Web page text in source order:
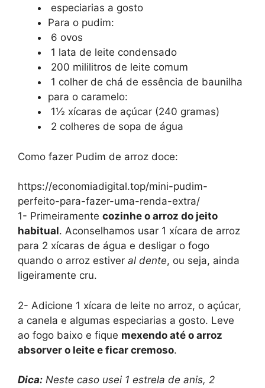
especiarias a gosto
Para o pudim:
6 ovos
1 lata de leite condensado
200 mililitros de leite comum
1 colher de chá de essência de baunilha
para o caramelo:
1½ xícaras de açúcar (240 gramas)
2 colheres de sopa de água
Como fazer Pudim de arroz doce:
https://economiadigital.top/mini-pudim-
perfeito-para-fazer-uma-renda-extra/
1- Primeiramente cozinhe o arroz do jeito
habitual. Aconselhamos usar 1 xícara de arroz
para 2 xícaras de água e desligar o fogo
quando o arroz estiver al dente, ou seja, ainda
ligeiramente cru.
2- Adicione 1 xícara de leite no arroz, o açúcar,
a canela e algumas especiarias a gosto. Leve
ao fogo baixo e fique mexendo até o arroz
absorver o leite e ficar cremoso.
Dica: Neste caso usei 1 estrela de anis, 2